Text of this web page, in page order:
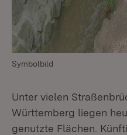
Symbolbild
Unter vielen
Württemberg liegen
genutzte Flächen.